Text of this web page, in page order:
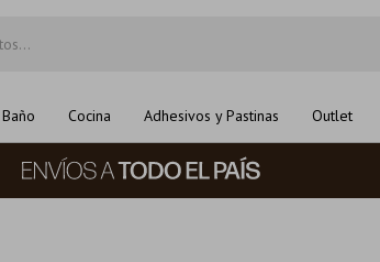
Baño Cocina Adhesivos y Pastinas Outlet